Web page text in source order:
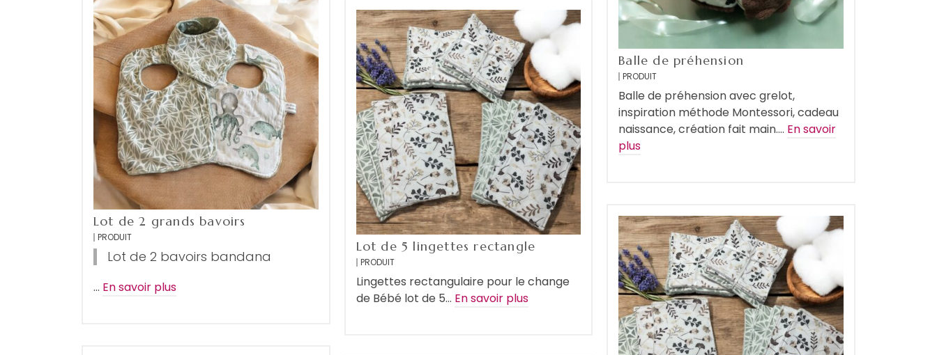
Balle de préhension
PRODUIT
Balle de préhension avec grelot,
inspiration méthode Montessori, cadeau
naissance, création fait main.… En savoir
plus
Lot de 2 grands bavoirs
PRODUIT
Lot de 2 bavoirs bandana
… En savoir plus
Lot de 5 lingettes rectangle
PRODUIT
Lingettes rectangulaire pour le change
de Bébé lot de 5… En savoir plus